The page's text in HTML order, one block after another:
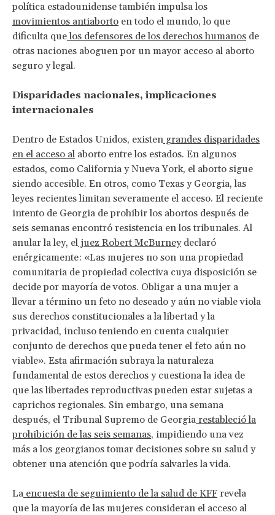
política estadounidense también impulsa los
movimientos antiaborto en todo el mundo, lo que
dificulta quelos defensores de los derechos humanos de
otras naciones aboguen por un mayor acceso al aborto
seguro y legal.
Disparidades nacionales, implicaciones
internacionales
Dentro de Estados Unidos, existen grandes disparidades
en el acceso al aborto entre los estados. En algunos
estados, como California y Nueva York, el aborto sigue
siendo accesible. En otros, como Texas y Georgia, las
leyes recientes limitan severamente el acceso. El reciente
intento de Georgia de prohibir los abortos después de
seis semanas encontró resistencia en los tribunales. Al
anular la ley, el juez Robert McBurneydeclaró
enérgicamente: «Las mujeres no son una propiedad
comunitaria de propiedad colectiva cuya disposición se
decide por mayoría de votos. Obligar a una mujer a
llevar a término un feto no deseado y aún no viable viola
sus derechos constitucionales a la libertad y la
privacidad, incluso teniendo en cuenta cualquier
conjunto de derechos que pueda tener el feto aún no
viable». Esta afirmación subraya la naturaleza
fundamental de estos derechos y cuestiona la idea de
que las libertades reproductivas pueden estar sujetas a
caprichos regionales. Sin embargo, una semana
después, el Tribunal Supremo de Georgia restableció la
prohibición de las seis semanas, impidiendo una vez
más a los georgianos tomar decisiones sobre su salud y
obtener una atención que podría salvarles la vida.
La encuesta de seguimiento de la salud de KFF revela
que la mayoría de las mujeres consideran el acceso al